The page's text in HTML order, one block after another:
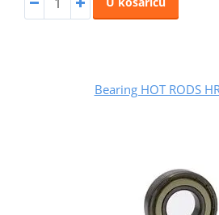
Bearing HOT RODS